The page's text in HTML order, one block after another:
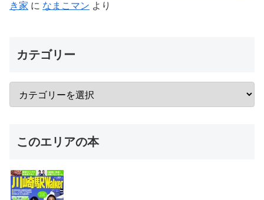
き家 に なまこマン より
カテゴリー
このエリアの本